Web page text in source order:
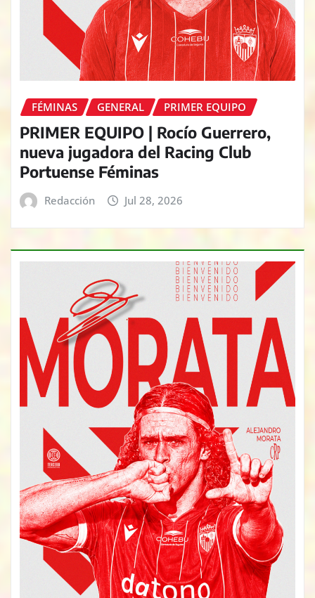
FÉMINAS GENERAL PRIMER EQUIPO
PRIMER EQUIPO | Rocío Guerrero,
nueva jugadora del Racing Club
Portuense Féminas
Redacción Jul 28, 2026